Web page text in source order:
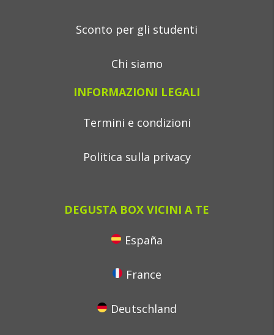
Sconto per gli studenti
Chi siamo
INFORMAZIONI LEGALI
Termini e condizioni
Politica sulla privacy
DEGUSTA BOX VICINI A TE
España
France
Deutschland